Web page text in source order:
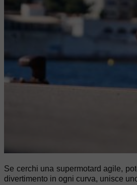
Se cerchi una supermotard agile,
divertimento in ogni curva, unisce